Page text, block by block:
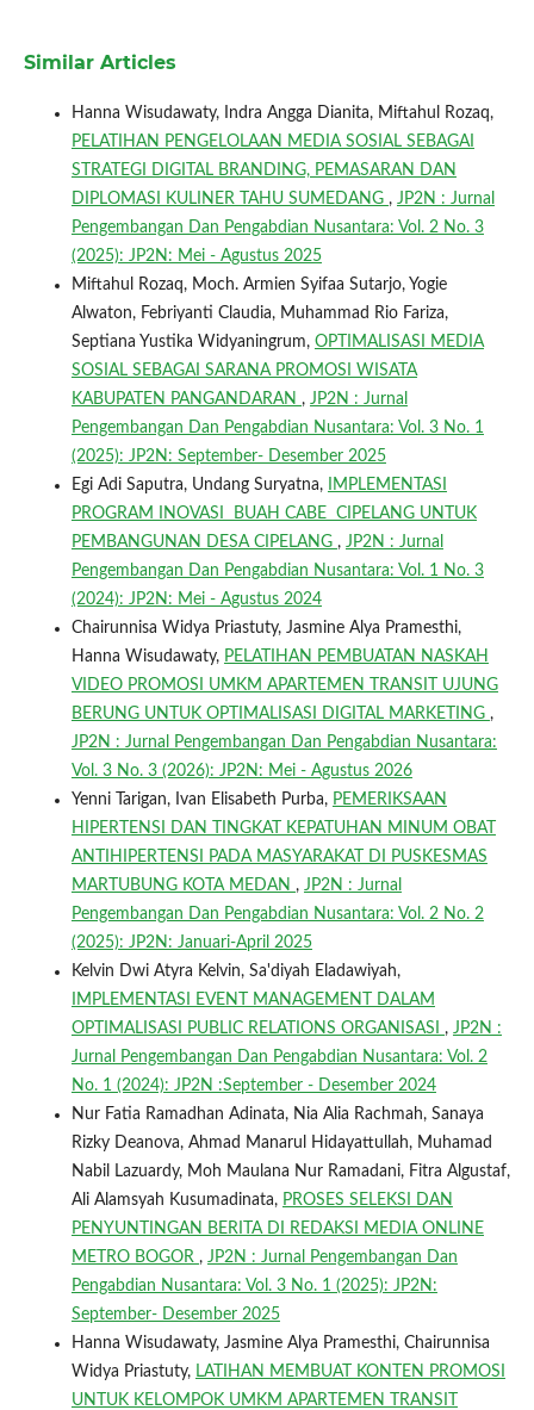
Similar Articles
Hanna Wisudawaty, Indra Angga Dianita, Miftahul Rozaq,
PELATIHAN PENGELOLAAN MEDIA SOSIAL SEBAGAI
STRATEGI DIGITAL BRANDING, PEMASARAN DAN
DIPLOMASI KULINER TAHU SUMEDANG , JP2N : Jurnal
Pengembangan Dan Pengabdian Nusantara: Vol. 2 No. 3
(2025): JP2N: Mei - Agustus 2025
Miftahul Rozaq, Moch. Armien Syifaa Sutarjo, Yogie
Alwaton, Febriyanti Claudia, Muhammad Rio Fariza,
Septiana Yustika Widyaningrum, OPTIMALISASI MEDIA
SOSIAL SEBAGAI SARANA PROMOSI WISATA
KABUPATEN PANGANDARAN , JP2N : Jurnal
Pengembangan Dan Pengabdian Nusantara: Vol. 3 No. 1
(2025): JP2N: September- Desember 2025
Egi Adi Saputra, Undang Suryatna,
IMPLEMENTASI
PROGRAM INOVASI BUAH CABE CIPELANG UNTUK
PEMBANGUNAN DESA CIPELANG , JP2N : Jurnal
Pengembangan Dan Pengabdian Nusantara: Vol. 1 No. 3
(2024): JP2N: Mei - Agustus 2024
Chairunnisa Widya Priastuty, Jasmine Alya Pramesthi,
Hanna Wisudawaty, PELATIHAN PEMBUATAN NASKAH
VIDEO PROMOSI UMKM APARTEMEN TRANSIT UJUNG
BERUNG UNTUK OPTIMALISASI DIGITAL MARKETING ,
JP2N : Jurnal Pengembangan Dan Pengabdian Nusantara:
Vol. 3 No. 3 (2026): JP2N: Mei - Agustus 2026
Yenni Tarigan, Ivan Elisabeth Purba, PEMERIKSAAN
HIPERTENSI DAN TINGKAT KEPATUHAN MINUM OBAT
ANTIHIPERTENSI PADA MASYARAKAT DI PUSKESMAS
MARTUBUNG KOTA MEDAN , JP2N : Jurnal
Pengembangan Dan Pengabdian Nusantara: Vol. 2 No. 2
(2025): JP2N: Januari-April 2025
Kelvin Dwi Atyra Kelvin, Sa'diyah Eladawiyah,
IMPLEMENTASI EVENT MANAGEMENT DALAM
OPTIMALISASI PUBLIC RELATIONS ORGANISASI , JP2N :
Jurnal Pengembangan Dan Pengabdian Nusantara: Vol. 2
No. 1 (2024): JP2N :September - Desember 2024
Nur Fatia Ramadhan Adinata, Nia Alia Rachmah, Sanaya
Rizky Deanova, Ahmad Manarul Hidayattullah, Muhamad
Nabil Lazuardy, Moh Maulana Nur Ramadani, Fitra Algustaf,
Ali Alamsyah Kusumadinata, PROSES SELEKSI DAN
PENYUNTINGAN BERITA DI REDAKSI MEDIA ONLINE
METRO BOGOR , JP2N : Jurnal Pengembangan Dan
Pengabdian Nusantara: Vol. 3 No. 1 (2025): JP2N:
September- Desember 2025
Hanna Wisudawaty, Jasmine Alya Pramesthi, Chairunnisa
Widya Priastuty, LATIHAN MEMBUAT KONTEN PROMOSI
UNTUK KELOMPOK UMKM APARTEMEN TRANSIT